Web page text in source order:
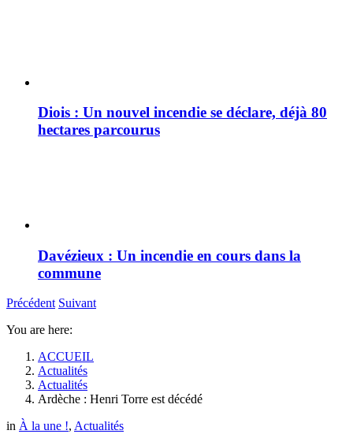
Diois : Un nouvel incendie se déclare, déjà 80
hectares parcourus
Davézieux : Un incendie en cours dans la
commune
Précédent Suivant
You are here:
ACCUEIL
Actualités
Actualités
Ardèche : Henri Torre est décédé
in À la une !, Actualités